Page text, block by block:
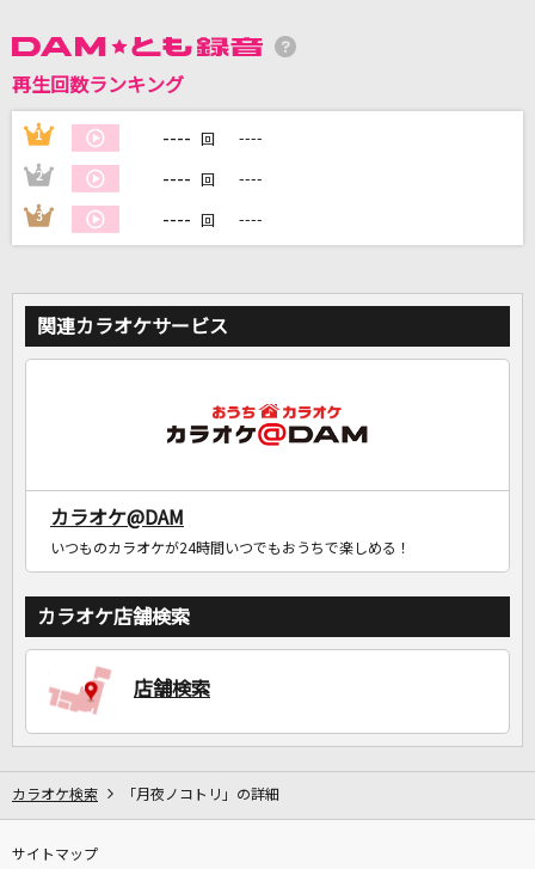
DAMに会員登録・ログインして
カラオケをもっと楽しもう！
自宅でカラオケ歌い放題！
家族や友達と一緒に！練習にも！
再生回数ランキング
1 ---- 回 ----
2 ---- 回 ----
3 ---- 回 ----
関連カラオケサービス
カラオケ@DAM
いつものカラオケが24時間いつでもおうちで楽しめる！
カラオケ店舗検索
店舗検索
カラオケ検索 「月夜ノコトリ」の詳細
サイトマップ